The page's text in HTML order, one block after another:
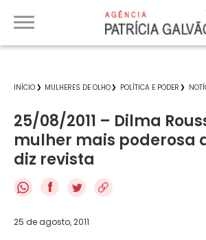
INÍCIO MULHERES DE OLHO POLÍTICA E PODER
25/08/2011 – Dilma
mulher mais poderosa
diz revista
f
25 de agosto, 2011